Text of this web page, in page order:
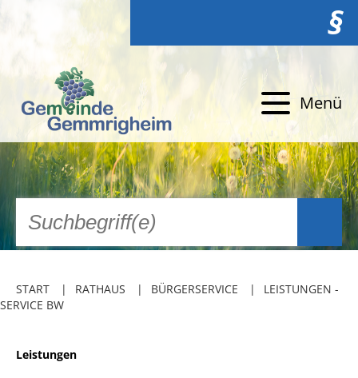
§
Menü
START RATHAUS BÜRGERSERVICE
LEISTUNGEN -
SERVICE BW
Leistungen